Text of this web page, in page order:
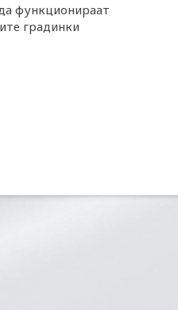
функционираат
градинки